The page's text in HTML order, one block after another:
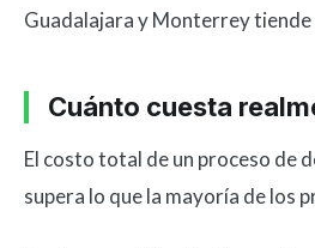
Guadalajara y Monterrey
Cuánto cuesta
El costo total de un proceso de
supera lo que la mayoría de los